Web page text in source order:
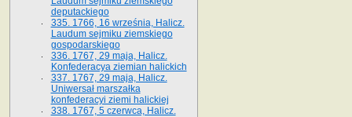
deputackiego
335. 1766, 16 września, Halicz.
Laudum sejmiku ziemskiego
gospodarskiego
336. 1767, 29 maja, Halicz.
Konfederacya ziemian halickich
337. 1767, 29 maja, Halicz.
Uniwersał marszałka
konfederacyi ziemi halickiej
338. 1767, 5 czerwca, Halicz.